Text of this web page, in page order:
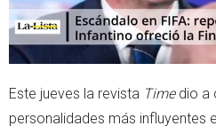
Este jueves la revista Timedio a
personalidades más influyentes